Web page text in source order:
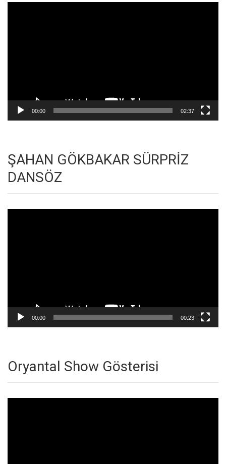
00:00 02:37
ŞAHAN GÖKBAKAR SÜRPRİZ
DANSÖZ
00:00 00:23
Oryantal Show Gösterisi